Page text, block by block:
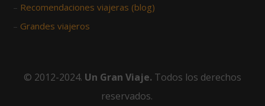
– Recomendaciones viajeras (blog)
– Grandes viajeros
© 2012-2024. Un Gran Viaje. Todos los derechos
reservados.